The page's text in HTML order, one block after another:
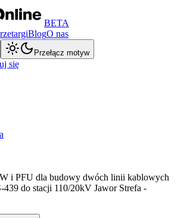
BETA
BlogO nas
Przełącz motyw
się
i PFU dla budowy dwóch linii kablowych
do stacji 110/20kV Jawor Strefa -